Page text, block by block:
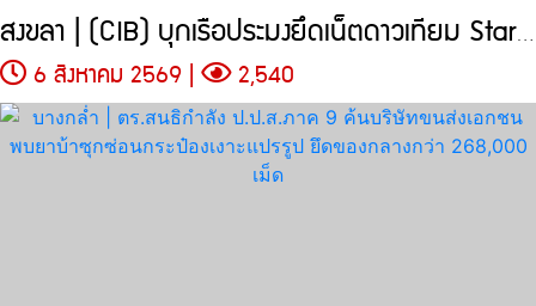
สงขลา | (CIB) บุกเรือประมงยึดเน็ตดาวเทียม Starlink
6 สิงหาคม 2569 | 2,540